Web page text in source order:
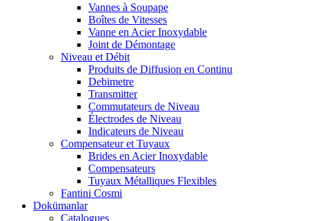
Vannes à Soupape
Boîtes de Vitesses
Vanne en Acier Inoxydable
Joint de Démontage
Niveau et Débit
Produits de Diffusion en Continu
Debimetre
Transmitter
Commutateurs de Niveau
Électrodes de Niveau
Indicateurs de Niveau
Compensateur et Tuyaux
Brides en Acier Inoxydable
Compensateurs
Tuyaux Métalliques Flexibles
Fantini Cosmi
Dokümanlar
Catalogues